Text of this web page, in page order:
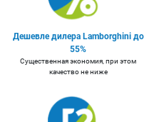
Дешевле дилера Lamborghini до
55%
Существенная экономия, при этом
качество не ниже